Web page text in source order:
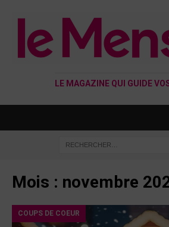
LE MAGAZINE QUI GUIDE
Mois : novembre
COUPS DE COEUR